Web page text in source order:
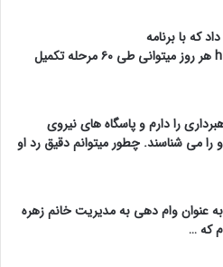
که با برنامه
http://Noon.noonemarket.xyz هر روز میتوانی طی ۶۰ مرحله تکمیل
را دارم و پاسگاه های نیروی
می شناسند. چطور میتوانم دقیق رد او
عنوان وام دهی به مدیریت خانم زهره